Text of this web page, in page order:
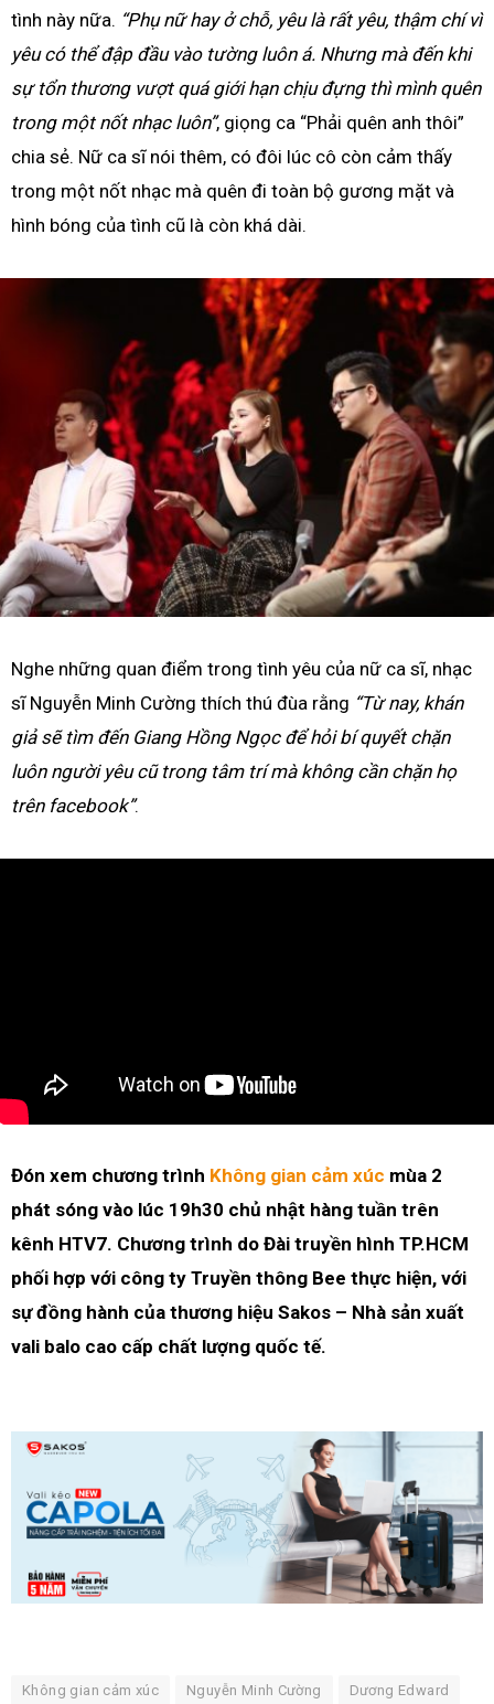
tình này nữa. “Phụ nữ hay ở chỗ, yêu là rất yêu, thậm chí vì
yêu có thể đập đầu vào tường luôn á. Nhưng mà đến khi
sự tổn thương vượt quá giới hạn chịu đựng thì mình quên
trong một nốt nhạc luôn”, giọng ca “Phải quên anh thôi”
chia sẻ. Nữ ca sĩ nói thêm, có đôi lúc cô còn cảm thấy
trong một nốt nhạc mà quên đi toàn bộ gương mặt và
hình bóng của tình cũ là còn khá dài.
Nghe những quan điểm trong tình yêu của nữ ca sĩ, nhạc
sĩ Nguyễn Minh Cường thích thú đùa rằng “Từ nay, khán
giả sẽ tìm đến Giang Hồng Ngọc để hỏi bí quyết chặn
luôn người yêu cũ trong tâm trí mà không cần chặn họ
trên facebook”.
Đón xem chương trình Không gian cảm xúc mùa 2
phát sóng vào lúc 19h30 chủ nhật hàng tuần trên
kênh HTV7. Chương trình do Đài truyền hình TP.HCM
phối hợp với công ty Truyền thông Bee thực hiện, với
sự đồng hành của thương hiệu Sakos – Nhà sản xuất
vali balo cao cấp chất lượng quốc tế.
Không gian cảm xúc Nguyễn Minh Cường Dương Edward